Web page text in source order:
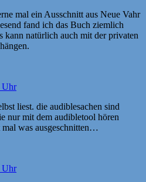
mal ein Ausschnitt aus Neue Vahr
fand ich das Buch ziemlich
kann natürlich auch mit der privaten
Uhr
liest. die audiblesachen sind
nur mit dem audibletool hören
mal was ausgeschnitten…
Uhr